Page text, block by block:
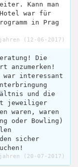
Kann man
war für
in Prag
(12-06-2017)
Die
anzumerken!
interessant
und die
jeweiliger
waren, waren
oder Bowling)
sicher
(20-07-2017)